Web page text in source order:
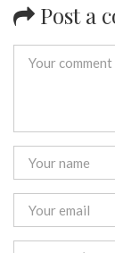
Post a